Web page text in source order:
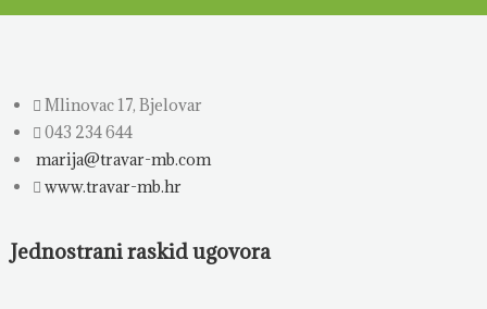
Mlinovac 17, Bjelovar
043 234 644
marija@travar-mb.com
www.travar-mb.hr
Jednostrani raskid ugovora